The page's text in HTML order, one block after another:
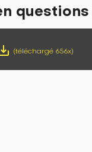
questions
(téléchargé 656x)